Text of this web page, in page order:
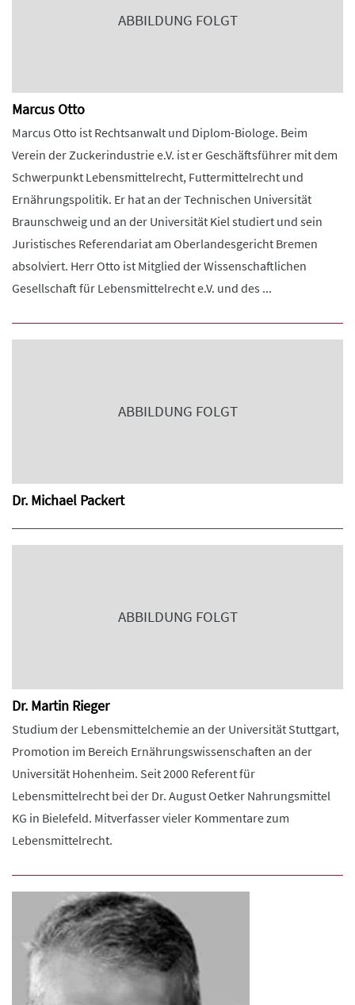
ABBILDUNG FOLGT
Marcus Otto
Marcus Otto ist Rechtsanwalt und Diplom-Biologe. Beim
Verein der Zuckerindustrie e.V. ist er Geschäftsführer mit dem
Schwerpunkt Lebensmittelrecht, Futtermittelrecht und
Ernährungspolitik. Er hat an der Technischen Universität
Braunschweig und an der Universität Kiel studiert und sein
Juristisches Referendariat am Oberlandesgericht Bremen
absolviert. Herr Otto ist Mitglied der Wissenschaftlichen
Gesellschaft für Lebensmittelrecht e.V. und des ...
ABBILDUNG FOLGT
Dr. Michael Packert
ABBILDUNG FOLGT
Dr. Martin Rieger
Studium der Lebensmittelchemie an der Universität Stuttgart,
Promotion im Bereich Ernährungswissenschaften an der
Universität Hohenheim. Seit 2000 Referent für
Lebensmittelrecht bei der Dr. August Oetker Nahrungsmittel
KG in Bielefeld. Mitverfasser vieler Kommentare zum
Lebensmittelrecht.